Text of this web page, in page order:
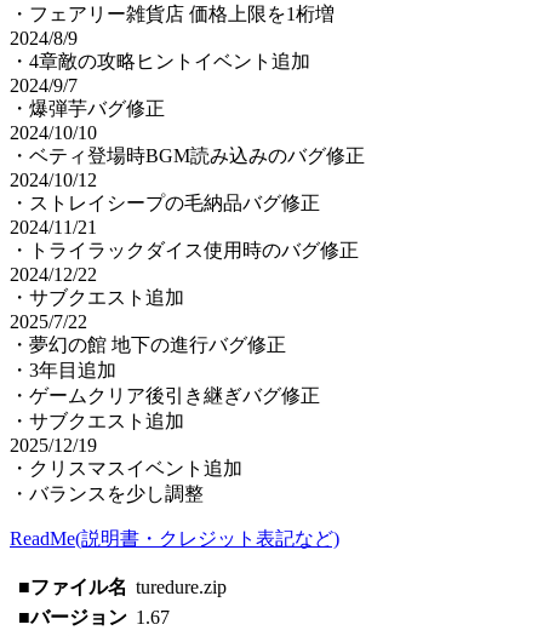
・フェアリー雑貨店 価格上限を1桁増
2024/8/9
・4章敵の攻略ヒントイベント追加
2024/9/7
・爆弾芋バグ修正
2024/10/10
・ベティ登場時BGM読み込みのバグ修正
2024/10/12
・ストレイシープの毛納品バグ修正
2024/11/21
・トライラックダイス使用時のバグ修正
2024/12/22
・サブクエスト追加
2025/7/22
・夢幻の館 地下の進行バグ修正
・3年目追加
・ゲームクリア後引き継ぎバグ修正
・サブクエスト追加
2025/12/19
・クリスマスイベント追加
・バランスを少し調整
ReadMe(説明書・クレジット表記など)
■ファイル名 turedure.zip
■バージョン 1.67